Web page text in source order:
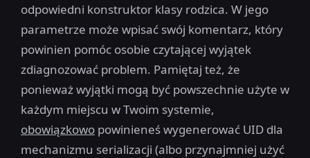
odpowiedni konstruktor klasy rodzica. W jego
parametrze może wpisać swój komentarz, który
powinien pomóc osobie czytającej wyjątek
zdiagnozować problem. Pamiętaj też, że
ponieważ wyjątki mogą być powszechnie użyte w
każdym miejscu w Twoim systemie,
obowiązkowo powinieneś wygenerować UID dla
mechanizmu serializacji (albo przynajmniej użyć